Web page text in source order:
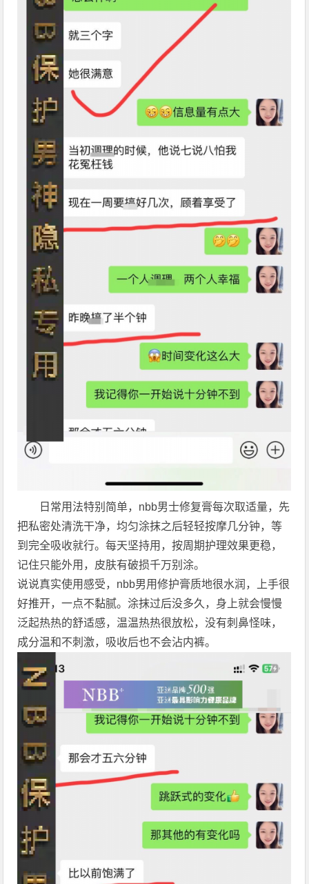
日常用法特别简单，nbb男士修复膏每次取适量，先
把私密处清洗干净，均匀涂抹之后轻轻按摩几分钟，等
到完全吸收就行。每天坚持用，按周期护理效果更稳，
记住只能外用，皮肤有破损千万别涂。
说说真实使用感受，nbb男用修护膏质地很水润，上手很
好推开，一点不黏腻。涂抹过后没多久，身上就会慢慢
泛起热热的舒适感，温温热热很放松，没有刺鼻怪味，
成分温和不刺激，吸收后也不会沾内裤。